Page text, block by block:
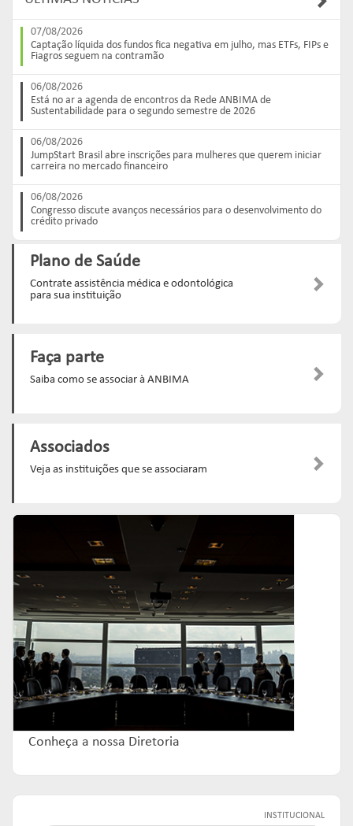
governança
DIRETORIA
associados
LISTA DE ASSOCIADOS
publicações
NOTÍCIAS
INFORMAR
Links mais acessados:
estatísticas
CONSOLIDADO DIÁRIO DE
FUNDOS
estatísticas
PROJEÇÕES IPCA E IGP-M
fundos de investimentos
ENVIO DE DADOS
INFORMAR
fóruns de representação
GESTÃO DE FUNDOS
ESTRUTURADOS
grupos consultivos permanentes
MACROECONÔMICO
documentos
NOTÍCIAS
documentos
BIBLIOTECA DE
DOCUMENTOS
entenda o compromisso
REPRESENTAR
autorregulação
INSTITUIÇÕES
AUTORREGULADAS
solicitações
HABILITAÇÃO DE
ADMINISTRADORES
códigos
COMO ADERIR
sistemas
SSM
entenda o compromisso
AUTORREGULAR
CPA-10, CPA-20 E CEA
entenda o compromisso
EDUCAR
07/08/2026
Captação líquida dos fundos fica negativa em julho, mas ETFs, FIPs e
Fiagros seguem na contramão
06/08/2026
Está no ar a agenda de encontros da Rede ANBIMA de
Sustentabilidade para o segundo semestre de 2026
06/08/2026
JumpStart Brasil abre inscrições para mulheres que querem iniciar
carreira no mercado financeiro
06/08/2026
Congresso discute avanços necessários para o desenvolvimento do
crédito privado
Plano de Saúde
Contrate assistência médica e odontológica
para sua instituição
Faça parte
Saiba como se associar à ANBIMA
Associados
Veja as instituições que se associaram
Conheça a nossa Diretoria
INSTITUCIONAL